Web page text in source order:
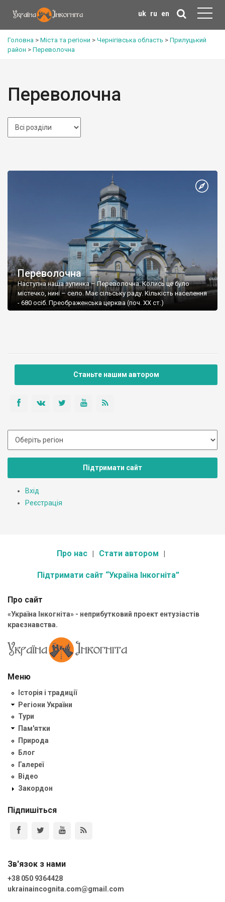
uk ru en
Головна > Міста та регіони > Чернігівська область > Прилуцький
район > Переволочна
Переволочна
Переволочна
Наступна наша зупинка – Переволочна. Колись це було
містечко, нині – село. Має сільську раду. Кількість населення
- 680 осіб. Преображенська церква (поч. ХХ ст.)
Станьте нашим автором
Підтримати сайт
Вхід
Реєстрація
Про нас Стати автором
Підтримати сайт “Україна Інкогніта”
Про сайт
«Україна Інкогніта» - неприбутковий проект ентузіастів
краєзнавства.
Меню
Історія і традиції
Регіони України
Тури
Пам'ятки
Природа
Блог
Галереї
Відео
Закордон
Підпишіться
Зв'язок з нами
+38 050 9364428
ukrainaincognita.com@gmail.com